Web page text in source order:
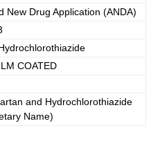
New Drug Application (ANDA)
COATED
and Hydrochlorothiazide
Name)